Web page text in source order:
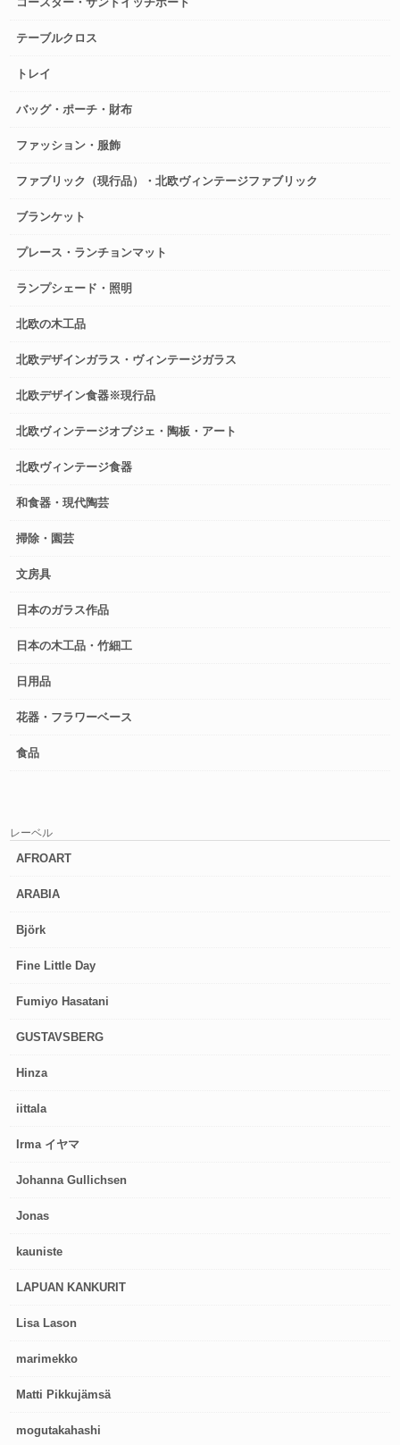
テーブルクロス
トレイ
バッグ・ポーチ・財布
ファッション・服飾
ファブリック（現行品）・北欧ヴィンテージファブリック
ブランケット
プレース・ランチョンマット
ランプシェード・照明
北欧の木工品
北欧デザインガラス・ヴィンテージガラス
北欧デザイン食器※現行品
北欧ヴィンテージオブジェ・陶板・アート
北欧ヴィンテージ食器
和食器・現代陶芸
掃除・園芸
文房具
日本のガラス作品
日本の木工品・竹細工
日用品
花器・フラワーベース
食品
レーベル
AFROART
ARABIA
Björk
Fine Little Day
Fumiyo Hasatani
GUSTAVSBERG
Hinza
iittala
Irma イヤマ
Johanna Gullichsen
Jonas
kauniste
LAPUAN KANKURIT
Lisa Lason
marimekko
Matti Pikkujämsä
mogutakahashi